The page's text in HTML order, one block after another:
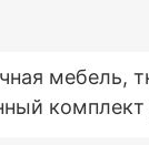
мебель,
комплект